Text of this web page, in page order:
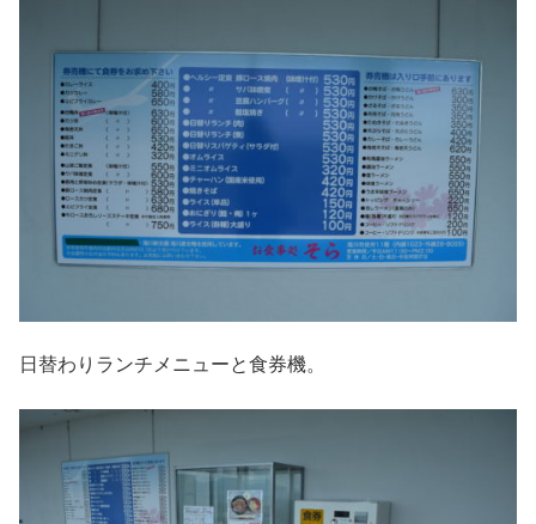
日替わりランチメニューと食券機。